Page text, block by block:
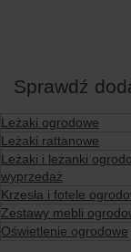
Sprawdź
Leżaki ogrodowe
Leżaki rattanowe
Leżaki i leżanki
wyprzedaż
Krzesła i fotele
Zestawy mebli
Oświetlenie ogrodowe